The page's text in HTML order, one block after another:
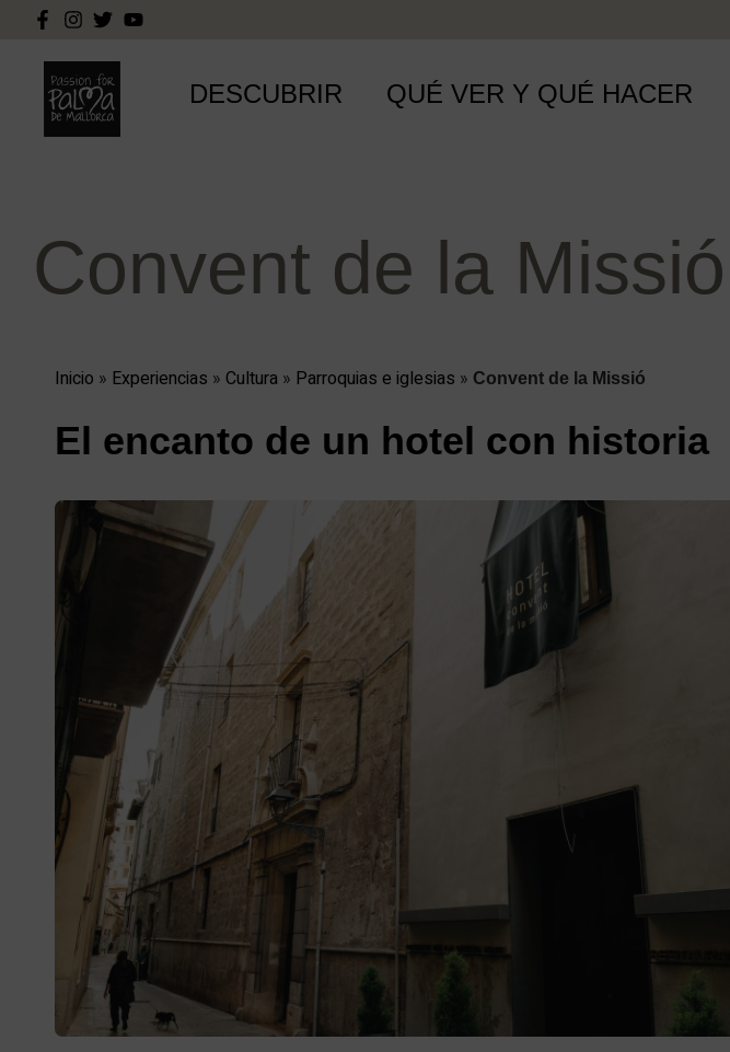
DESCUBRIR QUÉ VER Y QUÉ HACER
Convent de la Missió
Inicio » Experiencias » Cultura » Parroquias e iglesias » Convent de la Missió
El encanto de un hotel con historia